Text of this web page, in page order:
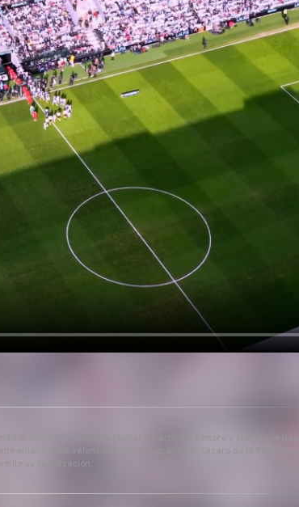
el uso del contenido editorial del artículo siempre y cuando se haga
enlace: www.valenciacf.com. Fotografías de Lázaro de la Peña, no se
su reutilización.